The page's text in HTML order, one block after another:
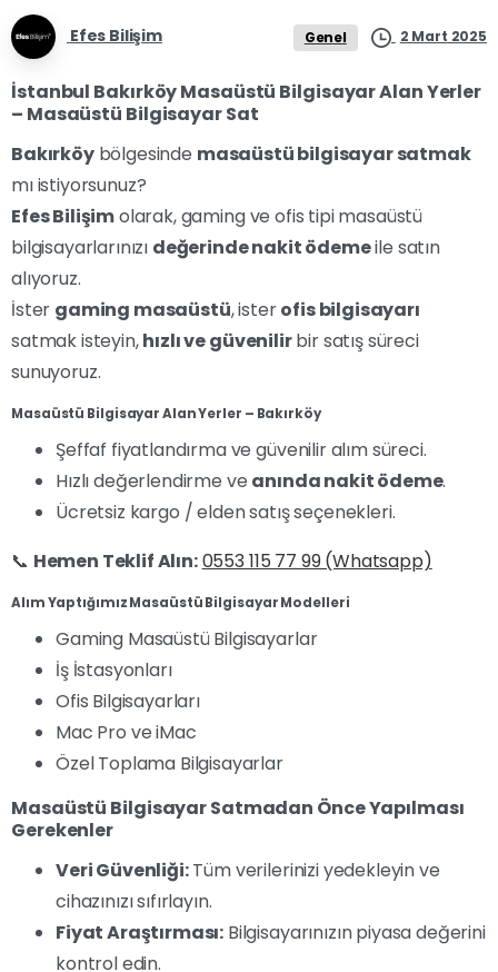
Efes Bilişim Genel 2 Mart 2025
İstanbul Bakırköy Masaüstü Bilgisayar Alan Yerler
– Masaüstü Bilgisayar Sat
Bakırköybölgesinde masaüstü bilgisayar satmak
mı istiyorsunuz?
Efes Bilişimolarak, gaming ve ofis tipi masaüstü
bilgisayarlarınızı değerinde nakit ödemeile satın
alıyoruz.
İster gaming masaüstü, isterofis bilgisayarı
satmak isteyin,hızlı ve güvenilirbir satış süreci
sunuyoruz.
Masaüstü Bilgisayar Alan Yerler – Bakırköy
Şeffaf fiyatlandırma ve güvenilir alım süreci.
Hızlı değerlendirme ve anında nakit ödeme.
Ücretsiz kargo / elden satış seçenekleri.
📞 Hemen Teklif Alın:0553 115 77 99 (Whatsapp)
Alım Yaptığımız Masaüstü Bilgisayar Modelleri
Gaming Masaüstü Bilgisayarlar
İş İstasyonları
Ofis Bilgisayarları
Mac Pro ve iMac
Özel Toplama Bilgisayarlar
Masaüstü Bilgisayar Satmadan Önce Yapılması
Gerekenler
Veri Güvenliği:Tüm verilerinizi yedekleyin ve
cihazınızı sıfırlayın.
Fiyat Araştırması: Bilgisayarınızın piyasa değerini
kontrol edin.